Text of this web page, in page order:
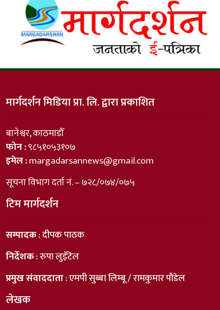
मार्गदर्शन मिडिया प्रा. लि. द्वारा प्रकाशित
बानेश्वर, काठमाडौँ
फोन :९८५१०५३१०७
इमेल :margadarsannews@gmail.com
सूचना विभाग दर्ता नं. – ७२८/०७४/०७५
टिम मार्गदर्शन
सम्पादक: दीपक पाठक
निर्देशक: रुपा लुइँटेल
प्रमुख संवाददाता: एमपी सुब्बा लिम्बू / रामकुमार पौडेल
लेखक